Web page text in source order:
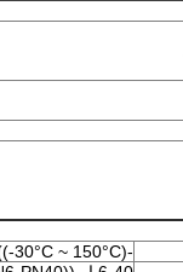
-15°C ~ 80°C ((-30°C ~ 150°C)